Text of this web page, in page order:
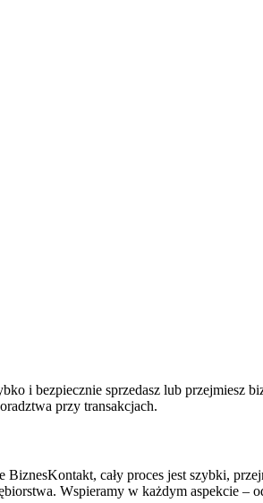
i bezpiecznie sprzedasz lub przejmiesz
przy transakcjach.
cały proces jest szybki,
Wspieramy w każdym aspekcie –